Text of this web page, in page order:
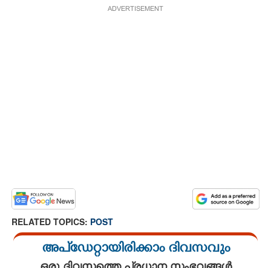
ADVERTISEMENT
RELATED TOPICS: POST
അപ്ഡേറ്റായിരിക്കാം ദിവസവും